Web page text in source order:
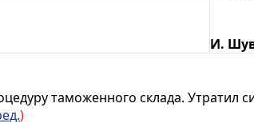
И.
таможенного склада. Утратил
)